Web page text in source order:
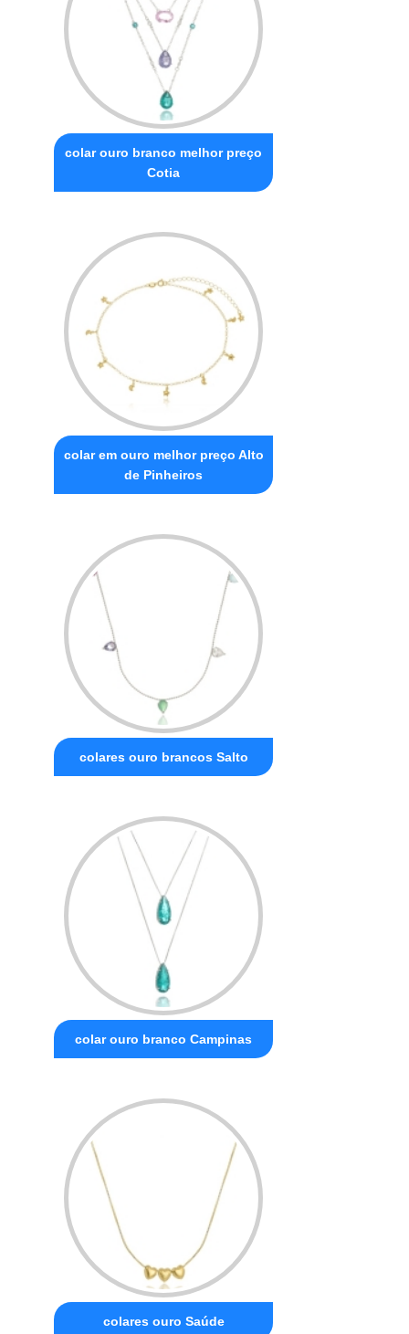
colar ouro branco melhor preço
Cotia
colar em ouro melhor preço Alto
de Pinheiros
colares ouro brancos Salto
colar ouro branco Campinas
colares ouro Saúde